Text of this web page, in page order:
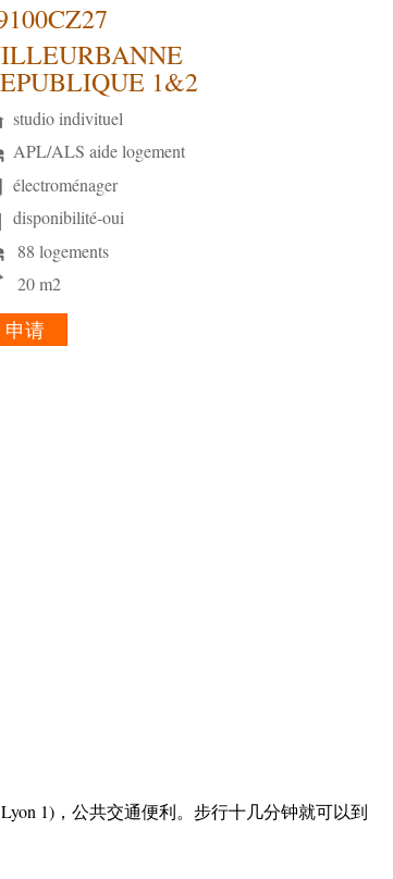
1&2
studio indivituel
APL/ALS aide logement
électroménager
disponibilité-oui
88 logements
20 m2
Lyon 1)，公共交通便利。步行十几分钟就可以到